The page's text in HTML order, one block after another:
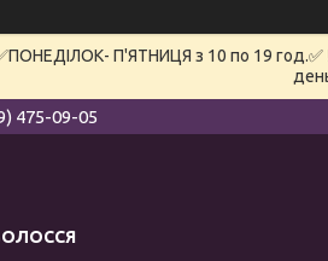
П'ЯТНИЦЯ з 10 по 19 год.✅
475-09-05